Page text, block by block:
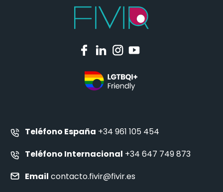
Teléfono España +34 961 105 454
Teléfono Internacional +34 647 749 873
Email contacto.fivir@fivir.es